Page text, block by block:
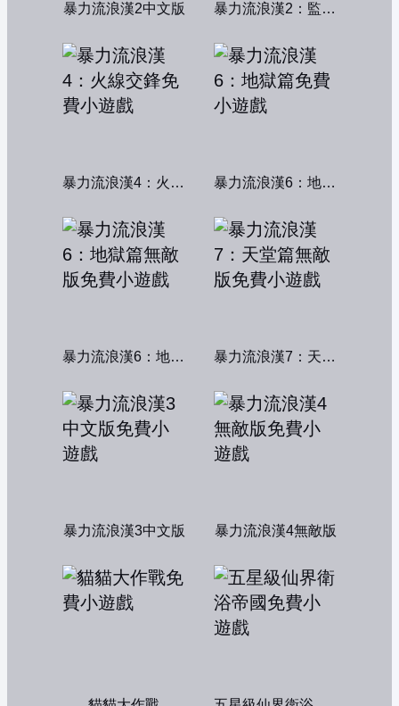
暴力流浪漢2中文版 暴力流浪漢2：監獄風雲
暴力流浪漢4：火線交鋒 暴力流浪漢6：地獄篇
暴力流浪漢6：地獄篇無敵版 暴力流浪漢7：天堂篇無敵版
暴力流浪漢3中文版 暴力流浪漢4無敵版